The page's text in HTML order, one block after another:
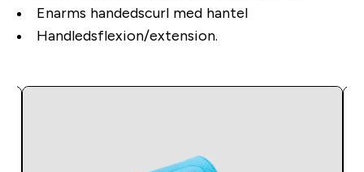
Enarms handedscurl med hantel
Handledsflexion/extension.